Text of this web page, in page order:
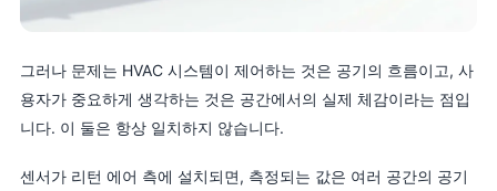
그러나 문제는 HVAC 시스템이 제어하는 것은 공기의 흐름이고, 사
용자가 중요하게 생각하는 것은 공간에서의 실제 체감이라는 점입
니다. 이 둘은 항상 일치하지 않습니다.
센서가 리턴 에어 측에 설치되면, 측정되는 값은 여러 공간의 공기